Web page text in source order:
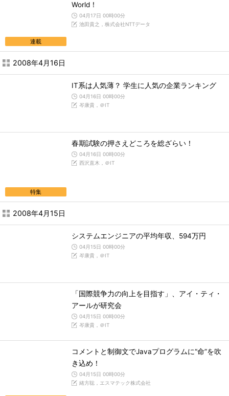
連載
World！
04月17日 00時00分
池田貴之，株式会社NTTデータ
2008年4月16日
IT系は人気薄？ 学生に人気の企業ランキング
04月16日 00時00分
岑康貴，＠IT
特集
春期試験の押さえどころを総ざらい！
04月16日 00時00分
西沢直木，＠IT
2008年4月15日
システムエンジニアの平均年収、594万円
04月15日 00時00分
岑康貴，＠IT
「国際競争力の向上を目指す」、アイ・ティ・
アールが研究会
04月15日 00時00分
岑康貴，＠IT
コメントと制御文でJavaプログラムに“命”を吹
き込め！
04月15日 00時00分
緒方聡，エスマテック株式会社